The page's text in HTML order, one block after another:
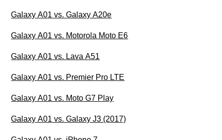
Galaxy A01 vs. Galaxy A20e
Galaxy A01 vs. Motorola Moto E6
Galaxy A01 vs. Lava A51
Galaxy A01 vs. Premier Pro LTE
Galaxy A01 vs. Moto G7 Play
Galaxy A01 vs. Galaxy J3 (2017)